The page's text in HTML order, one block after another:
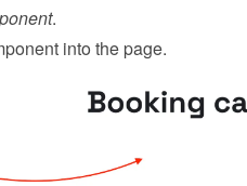
.
into the page.